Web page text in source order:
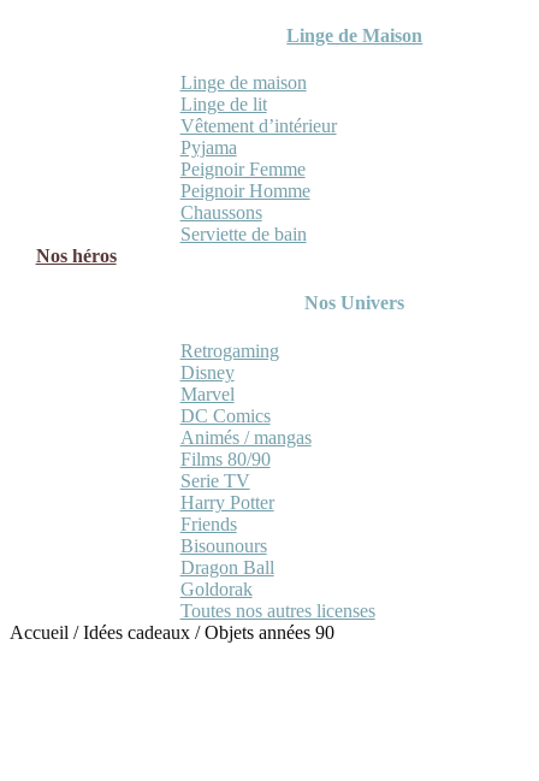
Linge de Maison
Linge de maison
Linge de lit
Vêtement d’intérieur
Pyjama
Peignoir Femme
Peignoir Homme
Chaussons
Serviette de bain
Nos héros
Nos Univers
Retrogaming
Disney
Marvel
DC Comics
Animés / mangas
Films 80/90
Serie TV
Harry Potter
Friends
Bisounours
Dragon Ball
Goldorak
Toutes nos autres licenses
Accueil /Idées cadeaux /Objets années 90